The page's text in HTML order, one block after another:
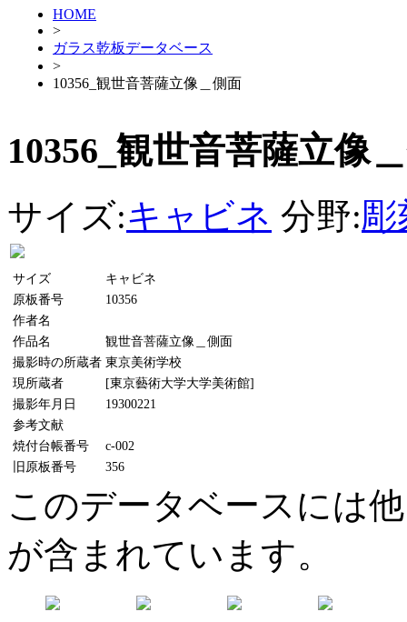
HOME
>
ガラス乾板データベース
>
10356_観世音菩薩立像＿側面
10356_観世音菩薩立像
サイズ:キャビネ 分野:彫
サイズ
キャビネ
原板番号
10356
作者名
作品名
観世音菩薩立像＿側面
撮影時の所蔵者 東京美術学校
現所蔵者
[東京藝術大学大学美術館]
撮影年月日
19300221
参考文献
焼付台帳番号
c-002
旧原板番号
356
このデータベースには
が含まれています。